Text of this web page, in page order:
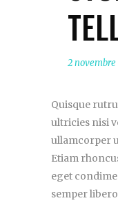
2 novembre
Quisque
ultricies nisi
ullamcorper
Etiam
eget
semper